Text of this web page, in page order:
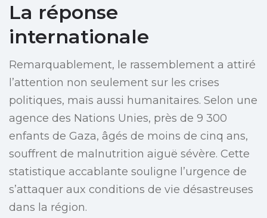
La réponse
internationale
Remarquablement, le rassemblement a attiré
l’attention non seulement sur les crises
politiques, mais aussi humanitaires. Selon une
agence des Nations Unies, près de 9 300
enfants de Gaza, âgés de moins de cinq ans,
souffrent de malnutrition aiguë sévère. Cette
statistique accablante souligne l’urgence de
s’attaquer aux conditions de vie désastreuses
dans la région.